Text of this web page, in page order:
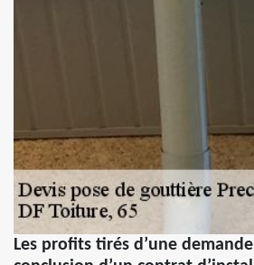
Les profits tirés d’une